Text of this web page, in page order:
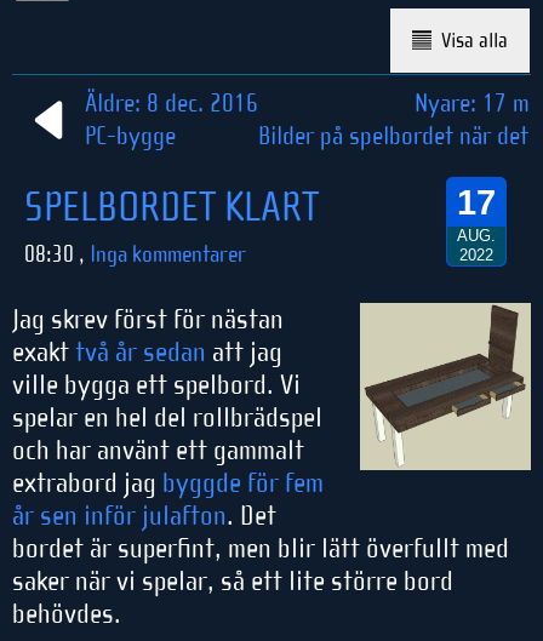
Visa alla
Äldre: 8 dec. 2016
PC-bygge
Nyare: 17
Bilder på spelbordet när det
17
AUG.
2022
SPELBORDET KLART
08:30 , Inga kommentarer
Jag skrev först för nästan
exakttvå år sedan att jag
ville bygga ett spelbord. Vi
spelar en hel del rollbrädspel
och har använt ett gammalt
extrabord jag byggde för fem
år sen inför julafton. Det
bordet är superfint, men blir lätt överfullt med
saker när vi spelar, så ett lite större bord
behövdes.